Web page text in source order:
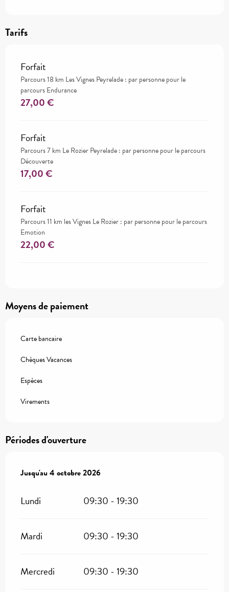
Tarifs
Forfait
Parcours 18 km Les Vignes Peyrelade : par personne pour le
parcours Endurance
27,00 €
Forfait
Parcours 7 km Le Rozier Peyrelade : par personne pour le parcours
Découverte
17,00 €
Forfait
Parcours 11 km les Vignes Le Rozier : par personne pour le parcours
Emotion
22,00 €
Moyens de paiement
Carte bancaire
Chèques Vacances
Espèces
Virements
Périodes d'ouverture
Du27 avril 2026au4 octobre 2026
Jusqu'au4 octobre 2026
Lundi 09:30 - 19:30
Mardi 09:30 - 19:30
Mercredi 09:30 - 19:30